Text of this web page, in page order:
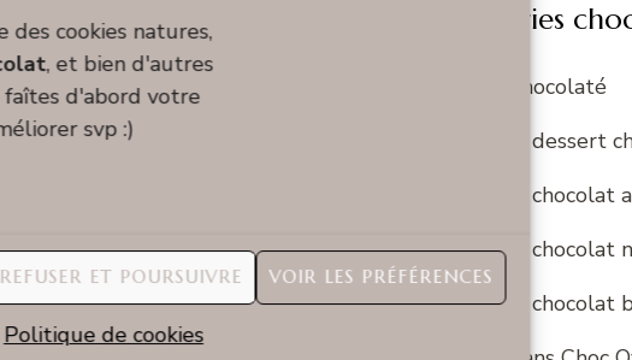
cookies natures,
, et bien d'autres
faîtes d'abord votre
svp :)
REFUSER ET POURSUIVRE VOIR LES PRÉFÉRENCES
Politique de cookies
Catégories
Fun & chocolaté
Recette dessert
Recette chocolat
Recette chocolat
Recette chocolat